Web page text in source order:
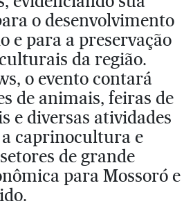
o desenvolvimento
e para a preservação
da região.
o evento contará
de animais, feiras de
e diversas atividades
caprinocultura e
de grande
para Mossoró e